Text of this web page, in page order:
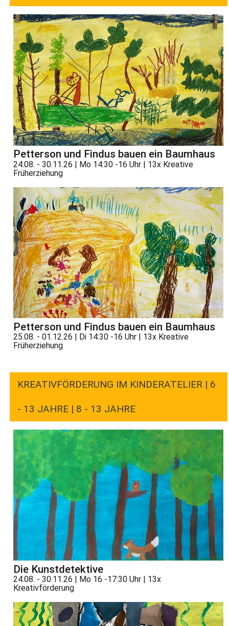
Petterson und Findus bauen ein Baumhaus
24.08. - 30.11.26 | Mo 14:30 -16 Uhr | 13x Kreative
Früherziehung
Petterson und Findus bauen ein Baumhaus
25.08. - 01.12.26 | Di 14:30 -16 Uhr | 13x Kreative
Früherziehung
KREATIVFÖRDERUNG IM KINDERATELIER | 6
- 13 JAHRE | 8 - 13 JAHRE
Die Kunstdetektive
24.08. - 30.11.26 | Mo 16 -17:30 Uhr | 13x
Kreativförderung